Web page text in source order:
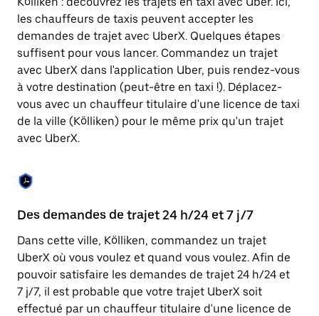
une
date.
Appuyez
sur
la
touche
Échap
pour
fermer
le
calendrier.
les chauffeurs de taxis peuvent accepter les
demandes de trajet avec UberX. Quelques étapes
suffisent pour vous lancer. Commandez un trajet
avec UberX dans l'application Uber, puis rendez-vous
à votre destination (peut-être en taxi !). Déplacez-
vous avec un chauffeur titulaire d'une licence de taxi
de la ville (Kölliken) pour le même prix qu'un trajet
avec UberX.
Des demandes de trajet 24 h/24 et 7 j/7
Dans cette ville, Kölliken, commandez un trajet
UberX où vous voulez et quand vous voulez. Afin de
pouvoir satisfaire les demandes de trajet 24 h/24 et
7 j/7, il est probable que votre trajet UberX soit
effectué par un chauffeur titulaire d'une licence de